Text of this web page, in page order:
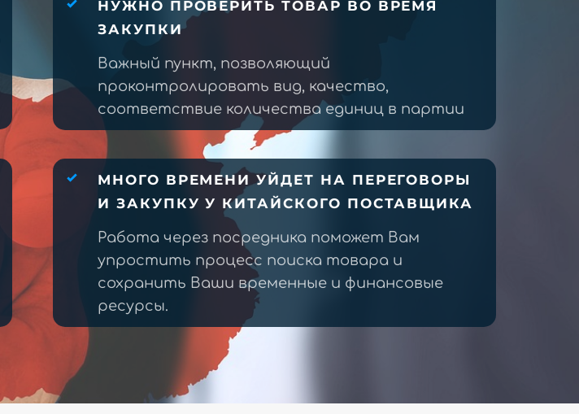
НУЖНО ПРОВЕРИТЬ ТОВАР ВО ВРЕМЯ
ЗАКУПКИ
Важный пункт, позволяющий
проконтролировать вид, качество,
соответствие количества единиц в партии
МНОГО ВРЕМЕНИ УЙДЕТ НА ПЕРЕГОВОРЫ
И ЗАКУПКУ У КИТАЙСКОГО ПОСТАВЩИКА
Работа через посредника поможет Вам
упростить процесс поиска товара и
сохранить Ваши временные и финансовые
ресурсы.